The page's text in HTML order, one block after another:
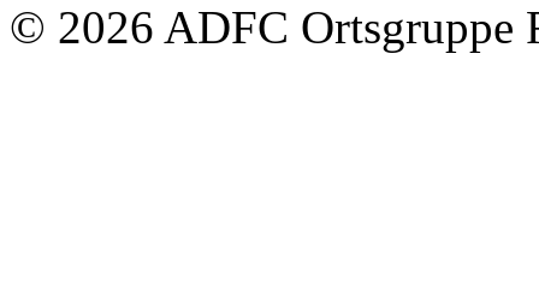
© 2026 ADFC Ortsgruppe